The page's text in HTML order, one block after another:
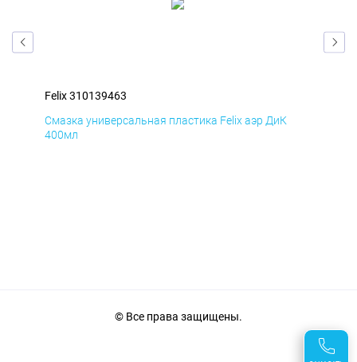
Felix 310139463
Смазка универсальная пластика Felix аэр ДиК
400мл
© Все права защищены.